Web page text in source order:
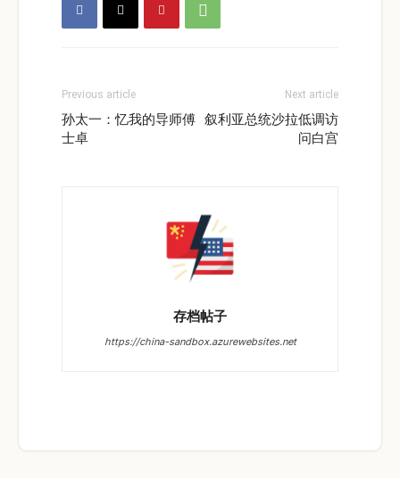
Previous article
孙太一：忆我的导师傅
士卓
Next article
叙利亚总统沙拉低调访
问白宫
存档帖子
https://china-sandbox.azurewebsites.net